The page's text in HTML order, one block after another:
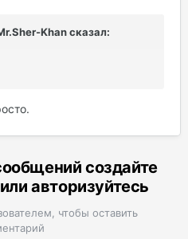
Khan сказал:
создайте
авторизуйтесь
чтобы оставить